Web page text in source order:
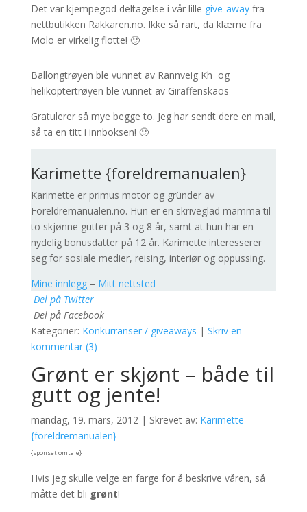
Det var kjempegod deltagelse i vår lille give-awayfra
nettbutikken Rakkaren.no. Ikke så rart, da klærne fra
Molo er virkelig flotte! 🙂
Ballongtrøyen ble vunnet av Rannveig Kh og
helikoptertrøyen ble vunnet av Giraffenskaos
Gratulerer så mye begge to. Jeg har sendt dere en mail,
så ta en titt i innboksen! 🙂
Karimette {foreldremanualen}
Karimette er primus motor og gründer av
Foreldremanualen.no. Hun er en skriveglad mamma til
to skjønne gutter på 3 og 8 år, samt at hun har en
nydelig bonusdatter på 12 år. Karimette interesserer
seg for sosiale medier, reising, interiør og oppussing.
Mine innlegg– Mitt nettsted
Del på Twitter
Del på Facebook
Kategorier: Konkurranser / giveaways | Skriv en
kommentar (3)
Grønt er skjønt – både til
gutt og jente!
mandag, 19. mars, 2012 | Skrevet av: Karimette
{foreldremanualen}
{sponset omtale}
Hvis jeg skulle velge en farge for å beskrive våren, så
måtte det bli grønt!